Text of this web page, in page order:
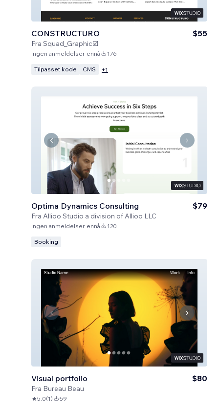
CONSTRUCTURO
Fra Squad_Graphic☑️
$55
Ingen anmeldelser ennå 176
Tilpasset kode CMS +1
Optima Dynamics Consulting
Fra Allioo Studio a division of Allioo LLC
$79
Ingen anmeldelser ennå 120
Booking
Visual portfolio
Fra Bureau Beau
$80
5.0(1) 59